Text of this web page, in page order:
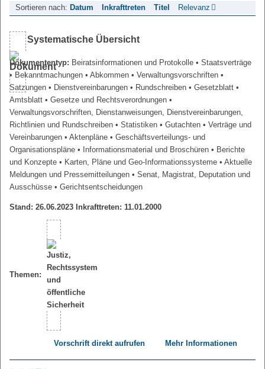
Sortieren nach: Datum Inkrafttreten Titel Relevanz
Systematische Übersicht
Dokumententyp: Beiratsinformationen und Protokolle • Staatsverträge
• Bekanntmachungen • Abkommen • Verwaltungsvorschriften •
Satzungen • Dienstvereinbarungen • Rundschreiben • Gesetzblatt •
Amtsblatt • Gesetze und Rechtsverordnungen •
Verwaltungsvorschriften, Dienstanweisungen, Dienstvereinbarungen,
Richtlinien und Rundschreiben • Statistiken • Gutachten • Verträge und
Vereinbarungen • Aktenpläne • Geschäftsverteilungs- und
Organisationspläne • Informationsmaterial und Broschüren • Berichte
und Konzepte • Karten, Pläne und Geo-Informationssysteme • Aktuelle
Meldungen und Pressemitteilungen • Senat, Magistrat, Deputation und
Ausschüsse • Gerichtsentscheidungen
Stand: 26.06.2023 Inkrafttreten: 11.01.2000
Themen:
Vorschrift direkt aufrufen Mehr Informationen